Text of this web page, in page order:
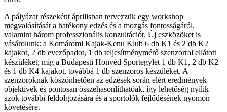
A pályázat részeként áprilisban tervezzük egy workshop
megvalósítását a hatékony edzés és a mozgás fontosságáról,
valamint három professzionális konzultációt. Új eszközöket is
vásárolunk: a Komáromi Kajak-Kenu Klub 6 db K1 és 2 db K2
kajakot, 2 db evezőpadot, 1 db teljesítménymérő szenzorral ellátott
készüléket; míg a Budapesti Honvéd Sportegylet 1 db K1, 2 db K2
és 1 db K4 kajakot, továbbá 1 db szenzoros készüléket. A
szenzoroknak köszönhetően az edzések során elért eredmények
objektívek és pontosan összehasonlíthatóak, így lehetőség nyílik
azok további feldolgozására és a sportolók fejlődésének nyomon
követésére.